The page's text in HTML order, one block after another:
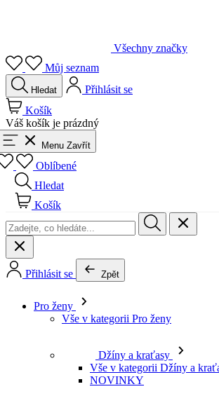
Všechny značky
Můj seznam
Hledat
Přihlásit se
Košík
Váš košík je prázdný
Menu Zavřít
Oblíbené
Hledat
Košík
Přihlásit se Zpět
Pro ženy
Vše v kategorii Pro ženy
Džíny a kraťasy
Vše v kategorii Džíny a
NOVINKY